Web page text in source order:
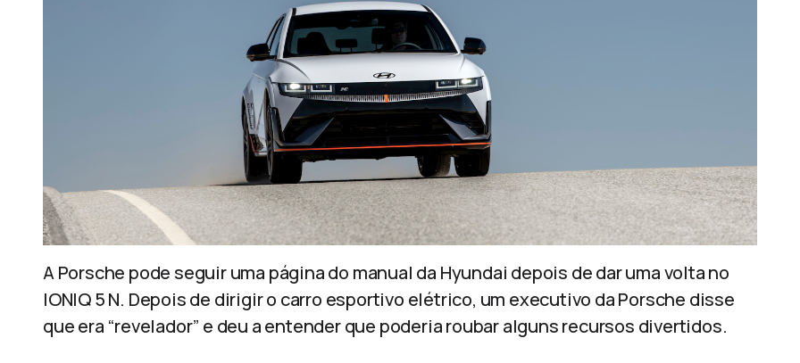
A Porsche pode seguir uma página do manual da Hyundai depois de dar uma volta no
IONIQ 5 N. Depois de dirigir o carro esportivo elétrico, um executivo da Porsche disse
que era “revelador” e deu a entender que poderia roubar alguns recursos divertidos.